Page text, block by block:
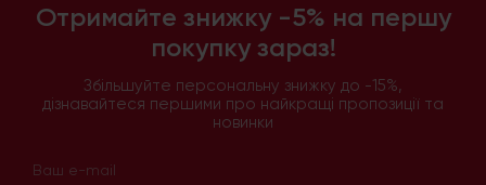
Отримайте знижку -5% на першу
покупку зараз!
Збільшуйте персональну знижку до -15%,
дізнавайтеся першими про найкращі пропозиції та
новинки